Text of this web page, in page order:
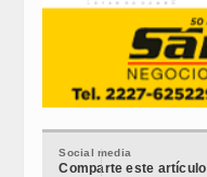
Social media
Comparte este artículo